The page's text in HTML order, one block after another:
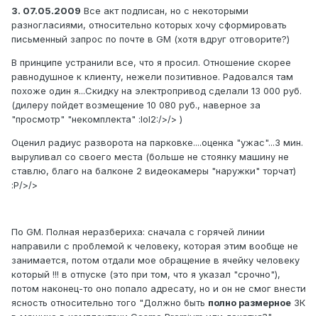
3. 07.05.2009 Все акт подписан, но с некоторыми
разногласиями, относительно которых хочу сформировать
письменный запрос по почте в GM (хотя вдруг отговорите?)
В принципе устранили все, что я просил. Отношение скорее
равнодушное к клиенту, нежели позитивное. Радовался там
похоже один я...Скидку на электропривод сделали 13 000 руб.
(дилеру пойдет возмещение 10 080 руб., наверное за
"просмотр" "некомплекта" :lol2:/>/> )
Оценил радиус разворота на парковке....оценка "ужас"...3 мин.
выруливал со своего места (больше не стоянку машину не
ставлю, благо на балконе 2 видеокамеры "наружки" торчат)
:P/>/>
По GM. Полная неразбериха: сначала с горячей линии
направили с проблемой к человеку, которая этим вообще не
занимается, потом отдали мое обращение в ячейку человеку
который !!! в отпуске (это при том, что я указал "срочно"),
потом наконец-то оно попало адресату, но и он не смог внести
ясность относительно того "Должно быть полно размерное ЗК